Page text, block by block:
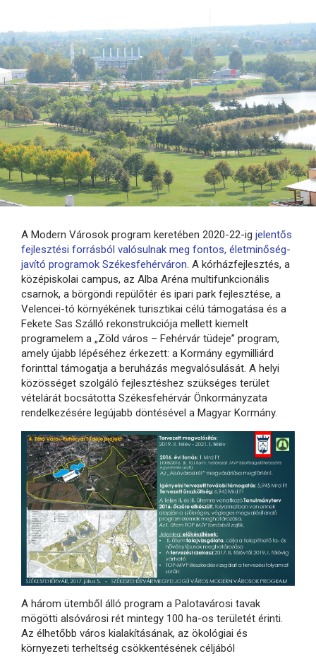
A Modern Városok program keretében 2020-22-ig jelentős
fejlesztési forrásból valósulnak meg fontos, életminőség-
javító programok Székesfehérváron. A kórházfejlesztés, a
középiskolai campus, az Alba Aréna multifunkcionális
csarnok, a börgöndi repülőtér és ipari park fejlesztése, a
Velencei-tó környékének turisztikai célú támogatása és a
Fekete Sas Szálló rekonstrukciója mellett kiemelt
programelem a „Zöld város – Fehérvár tüdeje” program,
amely újabb lépéséhez érkezett: a Kormány egymilliárd
forinttal támogatja a beruházás megvalósulását. A helyi
közösséget szolgáló fejlesztéshez szükséges terület
vételárát bocsátotta Székesfehérvár Önkormányzata
rendelkezésére legújabb döntésével a Magyar Kormány.
A három ütemből álló program a Palotavárosi tavak
mögötti alsóvárosi rét mintegy 100 ha-os területét érinti.
Az élhetőbb város kialakításának, az ökológiai és
környezeti terheltség csökkentésének céljából